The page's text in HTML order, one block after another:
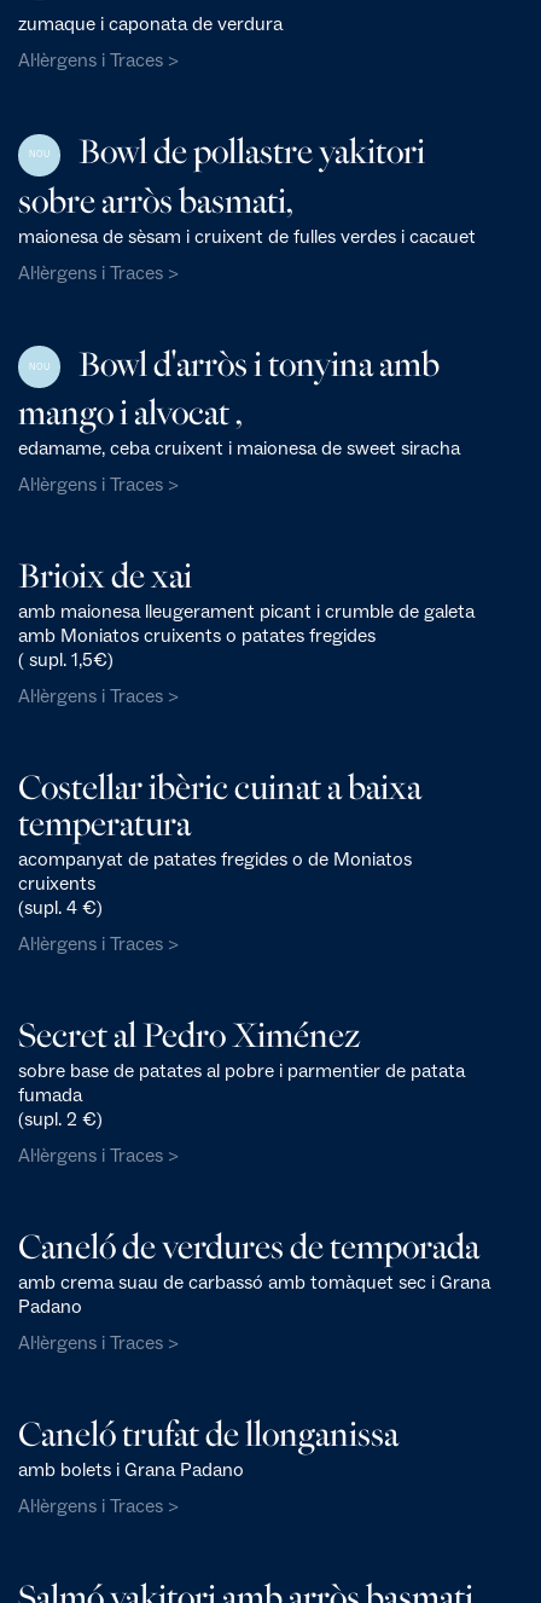
zumaque i caponata de verdura
Al·lèrgens i Traces >
NOU
Bowl de pollastre yakitori
sobre arròs basmati,
maionesa de sèsam i cruixent de fulles verdes i cacauet
Al·lèrgens i Traces >
NOU
Bowl d'arròs i tonyina amb
mango i alvocat ,
edamame, ceba cruixent i maionesa de sweet siracha
Al·lèrgens i Traces >
Brioix de xai
amb maionesa lleugerament picant i crumble de galeta
amb Moniatos cruixents o patates fregides
( supl. 1,5€)
Al·lèrgens i Traces >
Costellar ibèric cuinat a baixa
temperatura
acompanyat de patates fregides o de Moniatos
cruixents
(supl. 4 €)
Al·lèrgens i Traces >
Secret al Pedro Ximénez
sobre base de patates al pobre i parmentier de patata
fumada
(supl. 2 €)
Al·lèrgens i Traces >
Caneló de verdures de temporada
amb crema suau de carbassó amb tomàquet sec i Grana
Padano
Al·lèrgens i Traces >
Caneló trufat de llonganissa
amb bolets i Grana Padano
Al·lèrgens i Traces >